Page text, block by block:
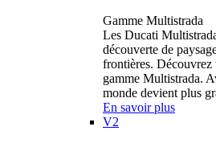
Gamme Multistrada
Les Ducati
découverte de
frontières. Découvrez
gamme Multistrada.
monde devient plus
En savoir plus
V2